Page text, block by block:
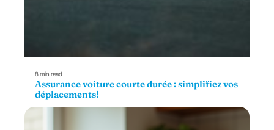
8 min read
Assurance voiture courte durée : simplifiez vos
déplacements!